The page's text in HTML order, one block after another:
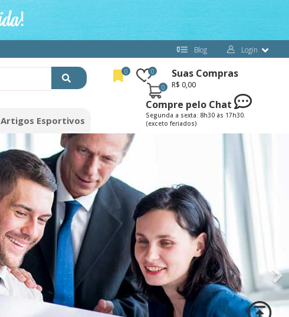
Blog Login
0
0
0
Suas Compras
R$ 0,00
Artigos Esportivos
Compre pelo Chat
Segunda a sexta: 8h30 às 17h30.
(exceto feriados)